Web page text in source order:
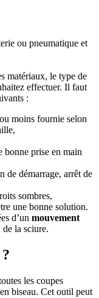
ou pneumatique et
matériaux, le type de
effectuer. Il faut
:
moins fournie selon
bonne prise en main
de démarrage, arrêt de
sombres,
une bonne solution.
d’un mouvement
la sciure.
les coupes
biseau. Cet outil peut